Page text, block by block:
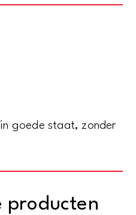
goede staat, zonder
producten